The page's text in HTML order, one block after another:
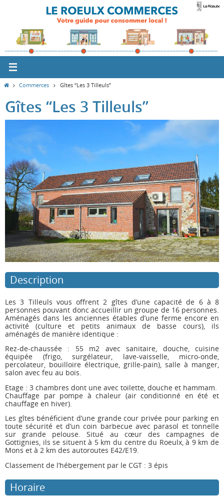
contenu
HomeCommerces Gîtes “Les 3 Tilleuls”
Gîtes “Les 3 Tilleuls”
Description
Les 3 Tilleuls vous offrent 2 gîtes d’une capacité de 6 à 8
personnes pouvant donc accueillir un groupe de 16 personnes.
Aménagés dans les anciennes étables d’une ferme encore en
activité (culture et petits animaux de basse cours), ils
aménagés de manière identique :
Rez-de-chaussée : 55 m2 avec sanitaire, douche, cuisine
équipée (frigo, surgélateur, lave-vaisselle, micro-onde,
percolateur, bouilloire électrique, grille-pain), salle à manger,
salon avec feu au bois.
Etage : 3 chambres dont une avec toilette, douche et hammam.
Chauffage par pompe à chaleur (air conditionné en été et
chauffage en hiver).
Les gîtes bénéficient d’une grande cour privée pour parking en
toute sécurité et d’un coin barbecue avec parasol et tonnelle
sur grande pelouse. Situé au cœur des campagnes de
Gottignies, ils se situent à 5 km du centre du Roeulx, à 9 km de
Mons et à 2 km des autoroutes E42/E19.
Classement de l’hébergement par le CGT : 3 épis
Horaire